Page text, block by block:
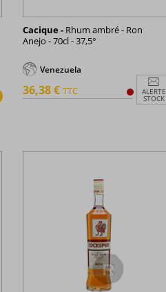
Cacique - Rhum ambré - Ron
Anejo - 70cl - 37,5°
Venezuela
ALERTE
STOCK
36,38 € TTC